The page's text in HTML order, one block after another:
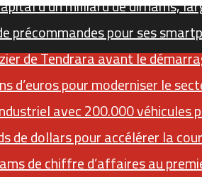
d’un milliard de dirhams,
précommandes pour ses
de Tendrara avant le
d’euros pour moderniser le
avec 200.000
de dollars pour accélérer la
de chiffre d’affaires au